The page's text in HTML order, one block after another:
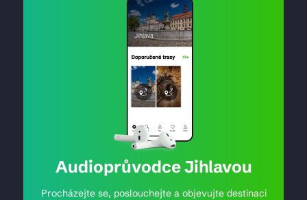
Audioprůvodce Jihlavou
Procházejte se, poslouchejte a objevujte destinaci